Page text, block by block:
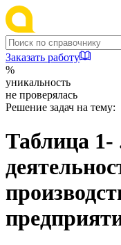
Заказать работу
%
уникальность
не проверялась
Решение задач на тему:
Таблица 1-